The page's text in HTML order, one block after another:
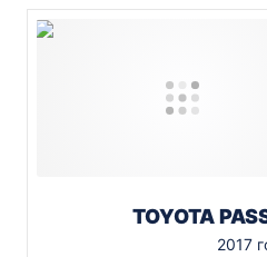
TOYOTA
2017